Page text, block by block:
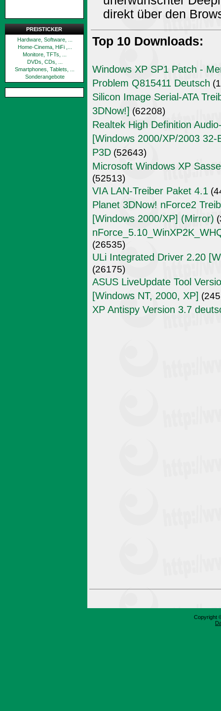
PREISTICKER
Hardware, Software, ...
Home-Cinema, HiFi ,...
Monitore, TFTs, ...
DVDs, CDs, ...
Smartphones, Tablets, ...
Sonderangebote
direkt über den
Top 10 Downloads:
Windows XP SP1 Patch -
Problem Q815411 Deutsch
Silicon Image Serial-ATA
3DNow!] (62208)
Realtek High Definition
[Windows 2000/XP/2003
P3D (52643)
Microsoft Windows XP
(52513)
VIA LAN-Treiber Paket 4.1
Planet 3DNow! nForce2
[Windows 2000/XP] (Mirror)
(26535)
ULi Integrated Driver 2.20
(26175)
ASUS LiveUpdate Tool
[Windows NT, 2000, XP]
XP Antispy Version 3.7
Copyright